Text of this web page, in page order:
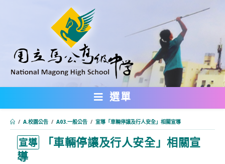
內
選單
/ A.校園公告 / A03.一般公告 / 宣導「車輛停讓及行人安全」相關宣導
宣導
「車輛停讓及行人安全」相關宣
導